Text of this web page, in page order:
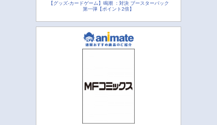
【グッズ-カードゲーム】鳴潮 ：対決 ブースターパック
第一弾【ポイント2倍】